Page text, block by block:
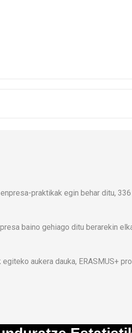
praktikak egin behar ditu,
baino gehiago ditu berarekin
aukera dauka, ERASMUS+